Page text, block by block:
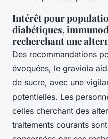
Intérêt pour
diabétiques,
recherchant une
Des recommandations
évoquées, le graviola
de sucre, avec une
potentielles. Les
celles cherchant des
traitements courants